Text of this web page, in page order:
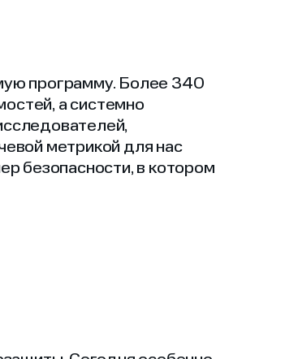
программу. Более 340
а системно
метрикой для нас
безопасности, в котором